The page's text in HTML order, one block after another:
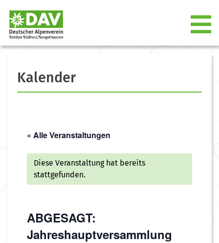
Kalender
« Alle Veranstaltungen
Diese Veranstaltung hat bereits
stattgefunden.
ABGESAGT:
Jahreshauptversammlung